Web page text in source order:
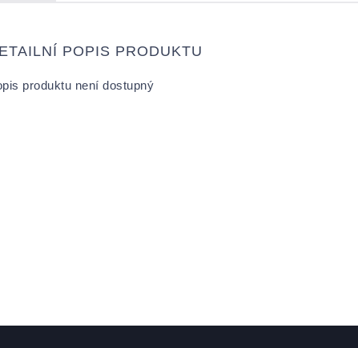
POPIS PRODUKTU
produktu není dostupný